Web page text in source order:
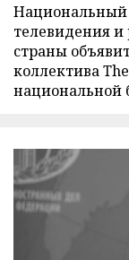
Национальный
телевидения
страны
коллектива
национальной